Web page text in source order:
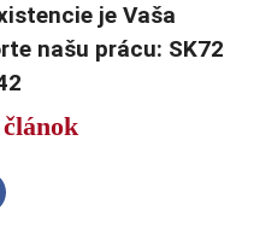
je Vaša
našu prácu: SK72